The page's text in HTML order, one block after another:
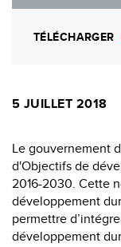
TÉLÉCHARGER
5 JUILLET 2018
Le gouvernement
d'Objectifs de
2016-2030. Cette
développement
permettre
développement